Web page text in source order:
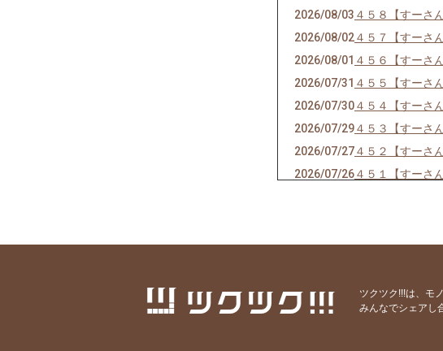
2026/08/03 ４５８【すーさ
2026/08/02４５７【すーさ
2026/08/01 ４５６【すーさ
2026/07/31 ４５５【すーさ
2026/07/30４５４【すーさ
2026/07/29４５３【すーさ
2026/07/27４５２【すーさ
2026/07/26４５１【すーさ
2026/07/23４４８【すーさ
４４６【すーさ
2026/07/20
４４５【すーさ
ツクツク!!!は、モ
みんなでシェアし